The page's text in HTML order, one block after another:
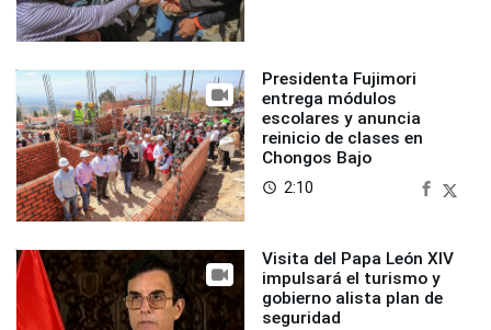
Presidenta Fujimori
entrega módulos
escolares y anuncia
reinicio de clases en
Chongos Bajo
access_time 2:10
Visita del Papa León XIV
impulsará el turismo y
gobierno alista plan de
seguridad